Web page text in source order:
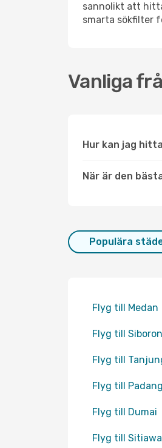
sannolikt att
smarta sökfilter
Vanliga
Hur kan jag
När är den
Populära
Flyg till Medan
Flyg till
Flyg till
Flyg till Padang
Flyg till Dumai
Flyg till